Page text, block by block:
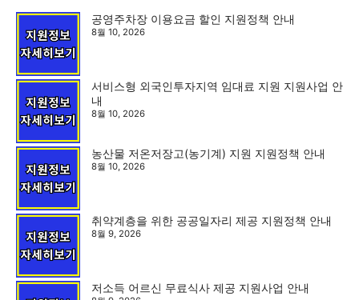
공영주차장 이용요금 할인 지원정책 안내
8월 10, 2026
서비스형 외국인투자지역 임대료 지원 지원사업 안
내
8월 10, 2026
농산물 저온저장고(농기계) 지원 지원정책 안내
8월 10, 2026
취약계층을 위한 공공일자리 제공 지원정책 안내
8월 9, 2026
저소득 어르신 무료식사 제공 지원사업 안내